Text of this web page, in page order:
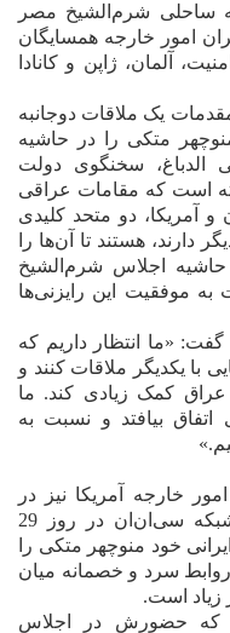
ساحلى شرم‌الشيخ مصر
امور خارجه همسایگان
آلمان، ژاپن و کانادا
يک ملاقات دوجانبه
متکى را در حاشيه
الدباغ، سخنگوى دولت
است که مقامات عراقى
و آمريکا، دو متحد کليدى
دارند، هستند تا آن‌ها را
اجلاس شرم‌الشيخ
موفقيت اين رايزنى‌ها
گفت: «ما انتظار داريم که
با يکديگر ملاقات کنند و
عراق کمک زيادى کند. ما
اتفاق بيافتد و نسبت به
خارجه آمريکا نيز در
گفت‌وگو با بخش خبرى شامگاهى شبکه سى‌ان‌ان در روز 29
خود منوچهر متکى را
سرد و خصمانه ميان
زياد است.
که حضورش در اجلاس